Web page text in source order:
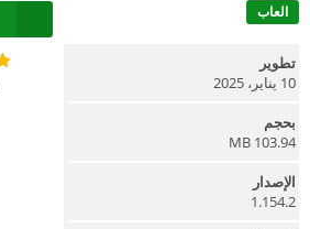
العاب
تطوير
10 يناير، 2025
بحجم
103.94 MB
الإصدار
1.154.2